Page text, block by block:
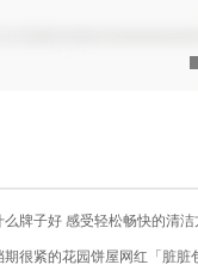
么牌子好 感受轻松畅快的清洁
期很紧的花园饼屋网红「脏脏